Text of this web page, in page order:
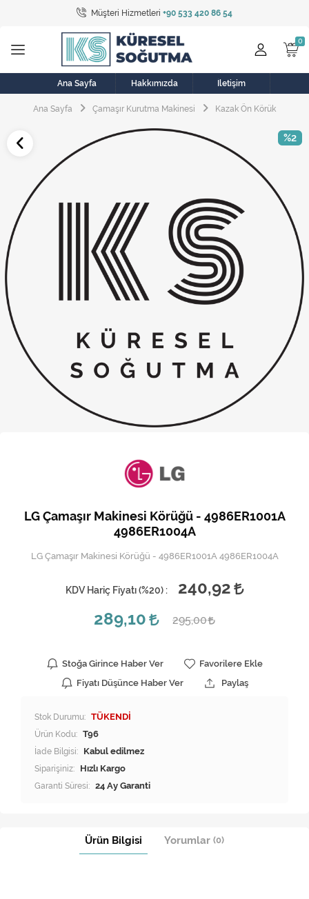
Müşteri Hizmetleri +90 533 420 86 54
Tüm Kategoriler
Bulaşık Makinesi
Buzdolabı
Çamaşır Kurutma Makinesi
Elektrikli Aksamlar
Elektrikli Süpürge
Fan
Fırın, Ocak ve Aspiratör
Klima
Kombi
Musluk
Soğutma Sistemleri
Şofben ve Termosifon
Ana Sayfa Hakkımızda İletişim
Ana Sayfa Çamaşır Kurutma Makinesi Kazak Ön Körük
%2
LG Çamaşır Makinesi Körüğü - 4986ER1001A
4986ER1004A
LG Çamaşır Makinesi Körüğü - 4986ER1001A 4986ER1004A
KDV Hariç Fiyatı (%20) :
240,92
289,10
295,00
Stoğa Girince Haber Ver
Favorilere Ekle
Fiyatı Düşünce Haber Ver
Paylaş
Stok Durumu: TÜKENDİ
Ürün Kodu: T96
İade Bilgisi:
Siparişiniz: Hızlı Kargo
Garanti Süresi: 24 Ay Garanti
Ürün Bilgisi Yorumlar (0)